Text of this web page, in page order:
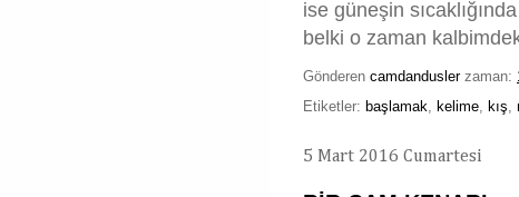
ise güneşin
belki o zaman
Gönderen camdandusler zaman:
Etiketler: başlamak, kelime, kış,
5 Mart 2016 Cumartesi